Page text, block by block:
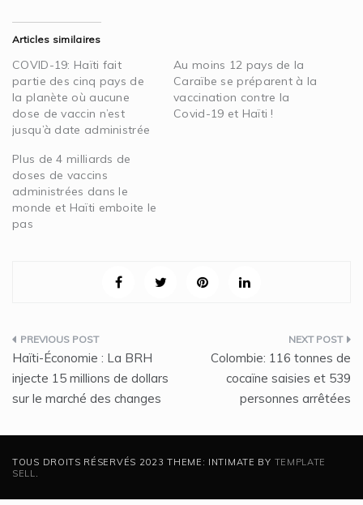
Articles similaires
COVID-19: Haïti fait
partie des cinq pays de
la planète où aucune
dose de vaccin n’est
jusqu’à date administrée
Au moins 12 pays de la
Caraïbe se préparent à la
vaccination contre la
Covid-19 et Haïti !
Plus de 4 milliards de
doses de vaccins
administrées dans le
monde et Haïti emboite le
pas
Navigation
de
l’article
Haïti-Économie : La BRH
injecte 15 millions de dollars
sur le marché des changes
Colombie: 116 tonnes de
cocaïne saisies et 539
personnes arrêtées
TOUS DROITS RÉSERVÉS 2023 THEME: INTIMATE BY TEMPLATE
SELL.